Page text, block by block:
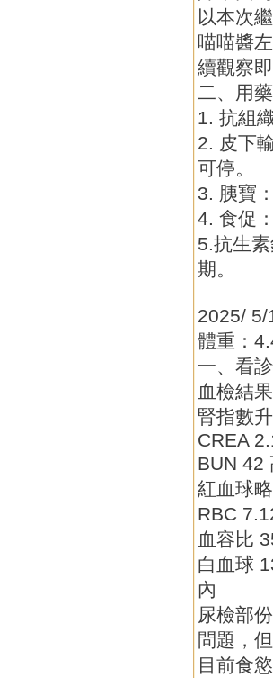
以本次
喵喵醬
續觀察即
二、用
1. 抗組
2. 皮下
可停。
3. 胰寶
4. 食促
5.抗生
期。
2025/ 5/
體重：
一、看
血檢結果
腎指數
CREA
BUN 42
紅血球
RBC
血容比
白血球
內
尿檢部
問題，
目前食